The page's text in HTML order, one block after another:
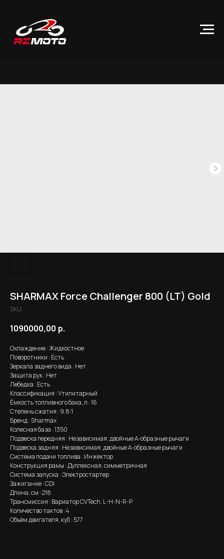
SHARMAX Force Challenger 800 (LT) Gold
SKU:
1090000,00 р.
Охлаждение : Жидкостное
Поворотники : Есть
Зеркала заднего вида : Нет
Защита рук : Нет
Лебедка : Есть
Классификация : Утилитарный
Ёмкость топливного бака, л : 16
Степень сжатия : 9.8:1
Бренд : Sharmax
Колесная база : 1350
Подвеска передняя : Независимая; двойные А-образные рычаги
Подвеска задняя : Независимая; двойные А-образные рычаги
Система подачи топлива : Инжектор
Конструкция рамы : Дуплексная, симметричная
Система запуска : Электростартер
Зажигание : CDI
Длина, см : 218
Трансмиссия : Вариатор CVTech, L-H-N-R-P
Количество тактов : 4
Объём двигателя, куб : 577